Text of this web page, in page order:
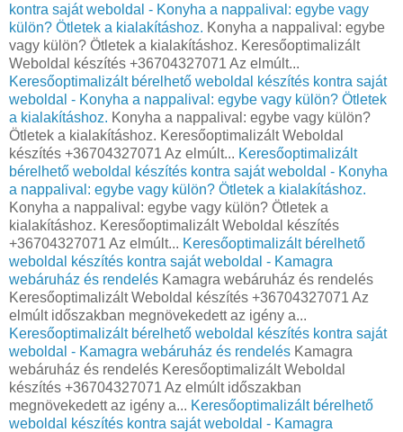
kontra saját weboldal - Konyha a nappalival: egybe vagy
külön? Ötletek a kialakításhoz. Konyha a nappalival: egybe
vagy külön? Ötletek a kialakításhoz. Keresőoptimalizált
Weboldal készítés +36704327071 Az elmúlt...
Keresőoptimalizált bérelhető weboldal készítés kontra saját
weboldal - Konyha a nappalival: egybe vagy külön? Ötletek
a kialakításhoz. Konyha a nappalival: egybe vagy külön?
Ötletek a kialakításhoz. Keresőoptimalizált Weboldal
készítés +36704327071 Az elmúlt... Keresőoptimalizált
bérelhető weboldal készítés kontra saját weboldal - Konyha
a nappalival: egybe vagy külön? Ötletek a kialakításhoz.
Konyha a nappalival: egybe vagy külön? Ötletek a
kialakításhoz. Keresőoptimalizált Weboldal készítés
+36704327071 Az elmúlt... Keresőoptimalizált bérelhető
weboldal készítés kontra saját weboldal - Kamagra
webáruház és rendelés Kamagra webáruház és rendelés
Keresőoptimalizált Weboldal készítés +36704327071 Az
elmúlt időszakban megnövekedett az igény a...
Keresőoptimalizált bérelhető weboldal készítés kontra saját
weboldal - Kamagra webáruház és rendelés Kamagra
webáruház és rendelés Keresőoptimalizált Weboldal
készítés +36704327071 Az elmúlt időszakban
megnövekedett az igény a... Keresőoptimalizált bérelhető
weboldal készítés kontra saját weboldal - Kamagra